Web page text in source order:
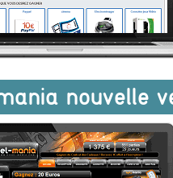
nouvelle